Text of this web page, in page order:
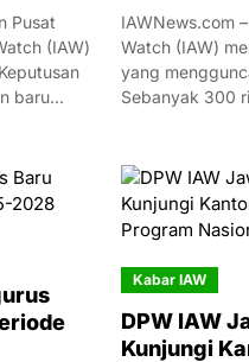
Pusat
(IAW)
baru…
IAWNews.com
Watch (IAW)
yang
Sebanyak 300
Kabar IAW
DPW IAW
Kunjungi